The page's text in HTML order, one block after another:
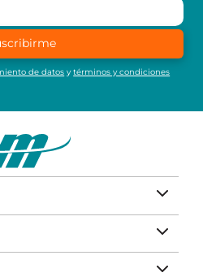
de datos ytérminos y condiciones